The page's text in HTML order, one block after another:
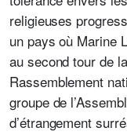
religieuses
un pays où Marine
au second tour de
Rassemblement
groupe de
d’étrangement